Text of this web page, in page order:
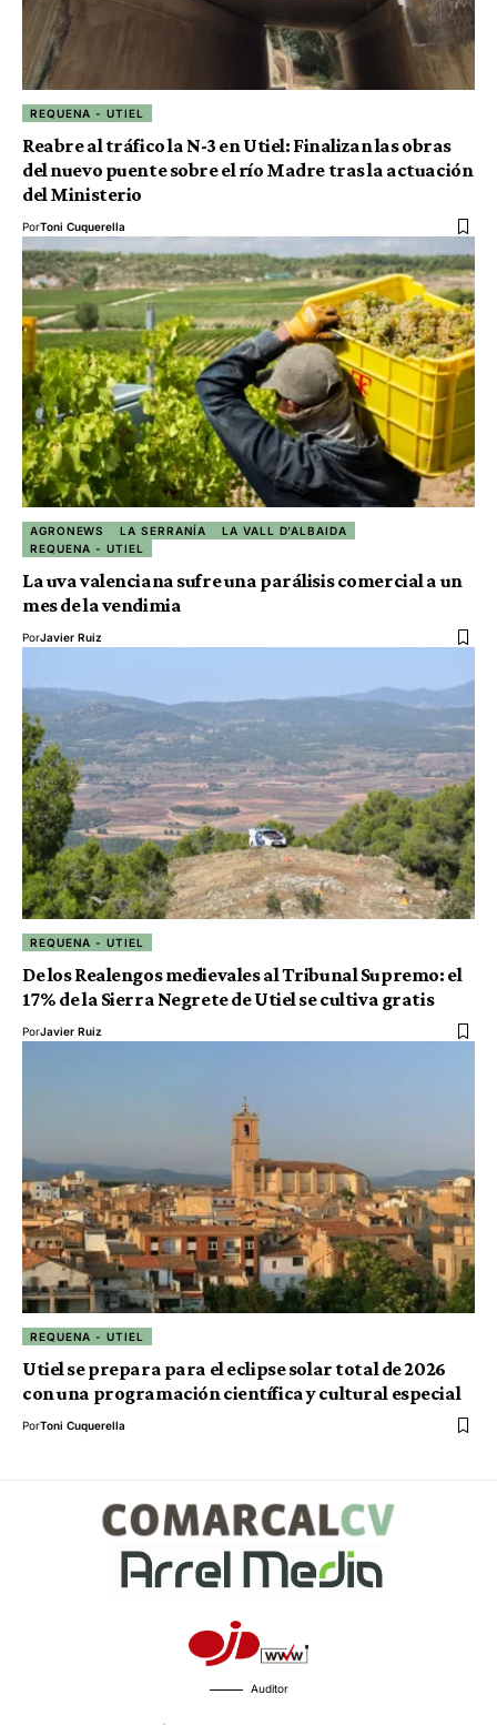
REQUENA - UTIEL
Reabre al tráfico la N-3 en Utiel: Finalizan las obras
del nuevo puente sobre el río Madre tras la actuación
del Ministerio
PorToni Cuquerella
AGRONEWS LA SERRANÍA
LA VALL D'ALBAIDA
REQUENA - UTIEL
La uva valenciana sufre una parálisis comercial a un
mes de la vendimia
PorJavier Ruiz
REQUENA - UTIEL
De los Realengos medievales al Tribunal Supremo: el
17% de la Sierra Negrete de Utiel se cultiva gratis
PorJavier Ruiz
REQUENA - UTIEL
Utiel se prepara para el eclipse solar total de 2026
con una programación científica y cultural especial
PorToni Cuquerella
Auditor